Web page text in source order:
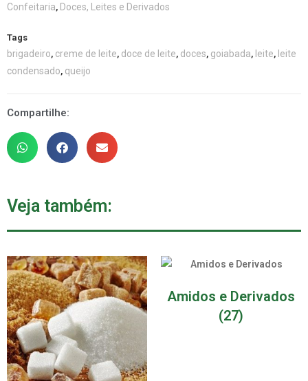
Confeitaria, Doces, Leites e Derivados
Tags
brigadeiro, creme de leite, doce de leite, doces, goiabada, leite, leite
condensado, queijo
Compartilhe:
Veja também:
Amidos e Derivados
(27)